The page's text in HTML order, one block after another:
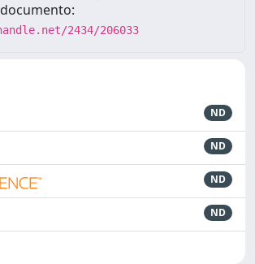
2434/206033
ND
ND
ND
ND